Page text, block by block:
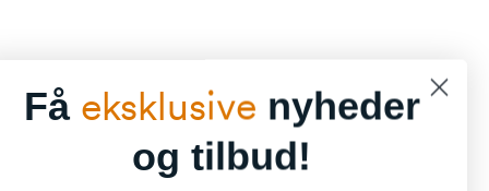
Få eksklusive nyheder
og tilbud!